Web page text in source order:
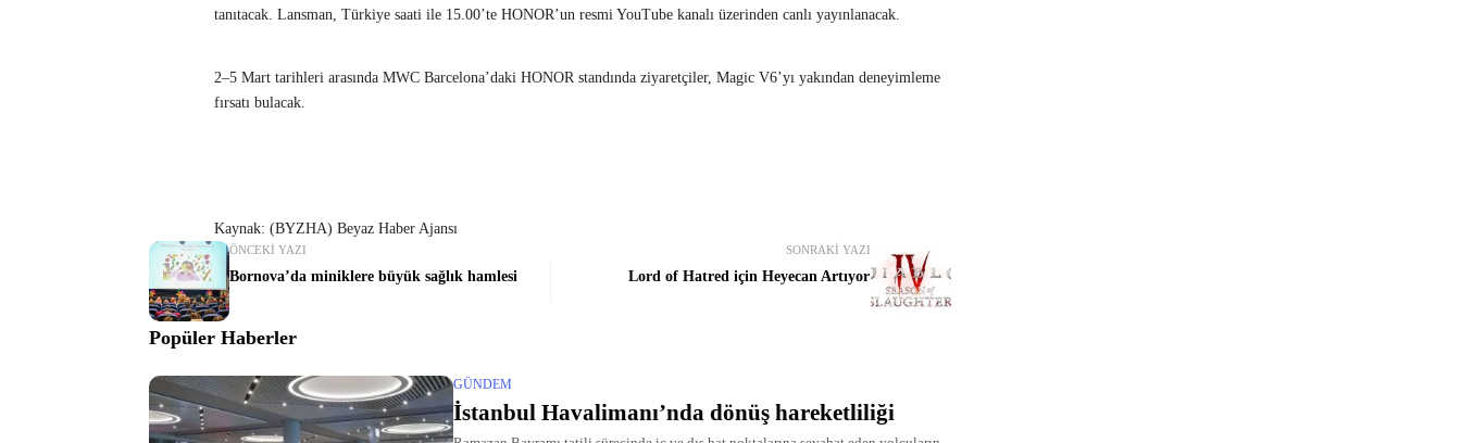
tanıtacak. Lansman, Türkiye saati ile 15.00’te HONOR’un resmi YouTube kanalı üzerinden canlı yayınlanacak.
2–5 Mart tarihleri arasında MWC Barcelona’daki HONOR standında ziyaretçiler, Magic V6’yı yakından deneyimleme
fırsatı bulacak.
Kaynak: (BYZHA) Beyaz Haber Ajansı
ÖNCEKI YAZI
Bornova’da miniklere büyük sağlık hamlesi
SONRAKI YAZI
Lord of Hatred için Heyecan Artıyor
Popüler Haberler
GÜNDEM
İstanbul Havalimanı’nda dönüş hareketliliği